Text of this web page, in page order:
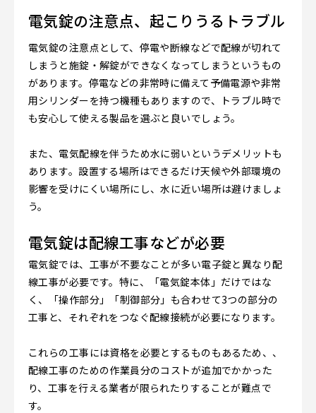
電気錠の注意点、起こりうるトラブル
電気錠の注意点として、停電や断線などで配線が切れて
しまうと施錠・解錠ができなくなってしまうというもの
があります。停電などの非常時に備えて予備電源や非常
用シリンダーを持つ機種もありますので、トラブル時で
も安心して使える製品を選ぶと良いでしょう。
また、電気配線を伴うため水に弱いというデメリットも
あります。設置する場所はできるだけ天候や外部環境の
影響を受けにくい場所にし、水に近い場所は避けましょ
う。
電気錠は配線工事などが必要
電気錠では、工事が不要なことが多い電子錠と異なり配
線工事が必要です。特に、「電気錠本体」だけではな
く、「操作部分」「制御部分」も合わせて3つの部分の
工事と、それぞれをつなぐ配線接続が必要になります。
これらの工事には資格を必要とするものもあるため、、
配線工事のための作業員分のコストが追加でかかった
り、工事を行える業者が限られたりすることが難点で
す。